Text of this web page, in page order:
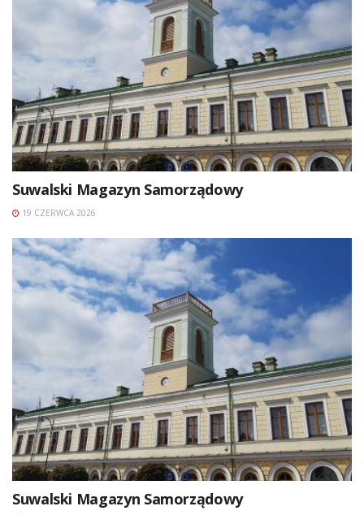
Suwalski Magazyn Samorządowy
19 CZERWCA 2026
Suwalski Magazyn Samorządowy